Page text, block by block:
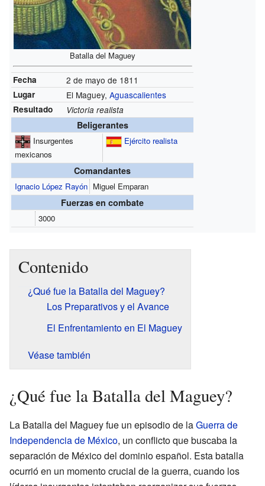
Batalla del Maguey
Fecha 2 de mayo de 1811
Lugar El Maguey,Aguascalientes
Resultado Victoria realista
Beligerantes
Insurgentes
mexicanos
Ejército realista
Comandantes
Ignacio López Rayón Miguel Emparan
Fuerzas en combate
3000
Contenido
¿Qué fue la Batalla del Maguey?
Los Preparativos y el Avance
El Enfrentamiento en El Maguey
Véase también
¿Qué fue la Batalla del Maguey?
La Batalla del Maguey fue un episodio de laGuerra de
Independencia de México, un conflicto que buscaba la
separación de México del dominio español. Esta batalla
ocurrió en un momento crucial de la guerra, cuando los